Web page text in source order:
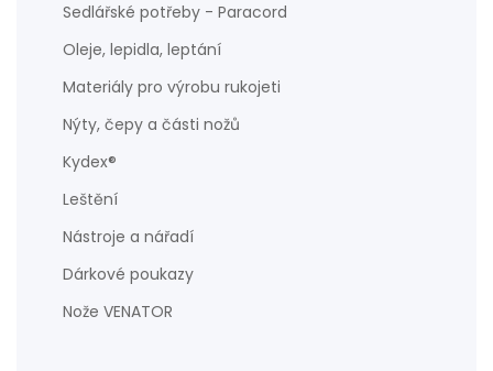
Sedlářské potřeby - Paracord
Oleje, lepidla, leptání
Materiály pro výrobu rukojeti
Nýty, čepy a části nožů
Kydex®
Leštění
Nástroje a nářadí
Dárkové poukazy
Nože VENATOR